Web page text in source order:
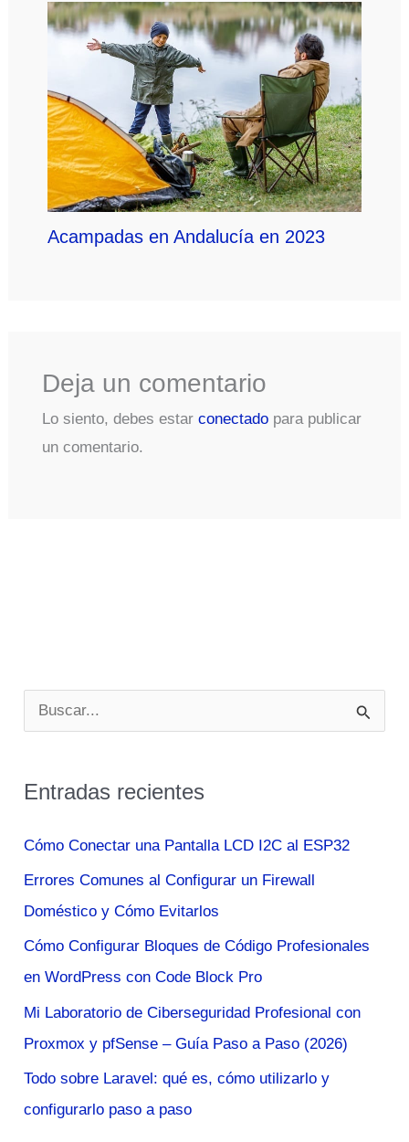
Acampadas en Andalucía en 2023
Deja un comentario
Lo siento, debes estar conectadopara publicar
un comentario.
u
c
p
o
r
:
Entradas recientes
Cómo Conectar una Pantalla LCD I2C al ESP32
Errores Comunes al Configurar un Firewall
Doméstico y Cómo Evitarlos
Cómo Configurar Bloques de Código Profesionales
en WordPress con Code Block Pro
Mi Laboratorio de Ciberseguridad Profesional con
Proxmox y pfSense – Guía Paso a Paso (2026)
Todo sobre Laravel: qué es, cómo utilizarlo y
configurarlo paso a paso